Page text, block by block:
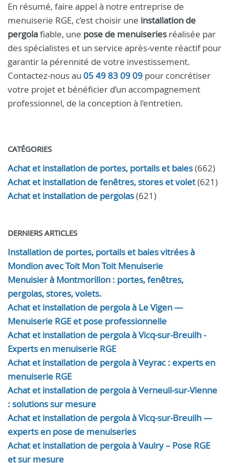
En résumé, faire appel à notre entreprise de
menuiserie RGE, c’est choisir une installation de
pergolafiable, une pose de menuiseries réalisée par
des spécialistes et un service après-vente réactif pour
garantir la pérennité de votre investissement.
Contactez-nous au 05 49 83 09 09 pour concrétiser
votre projet et bénéficier d’un accompagnement
professionnel, de la conception à l’entretien.
CATÉGORIES
Achat et installation de portes, portails et baies(662)
Achat et installation de fenêtres, stores et volet(621)
Achat et installation de pergolas(621)
DERNIERS ARTICLES
Installation de portes, portails et baies vitrées à
Mondion avec Toit Mon Toit Menuiserie
Menuisier à Montmorillon : portes, fenêtres,
pergolas, stores, volets.
Achat et installation de pergola à Le Vigen —
Menuiserie RGE et pose professionnelle
Achat et installation de pergola à Vicq-sur-Breuilh -
Experts en menuiserie RGE
Achat et installation de pergola à Veyrac : experts en
menuiserie RGE
Achat et installation de pergola à Verneuil-sur-Vienne
: solutions sur mesure
Achat et installation de pergola à Vicq-sur-Breuilh —
experts en pose de menuiseries
Achat et installation de pergola à Vaulry – Pose RGE
et sur mesure